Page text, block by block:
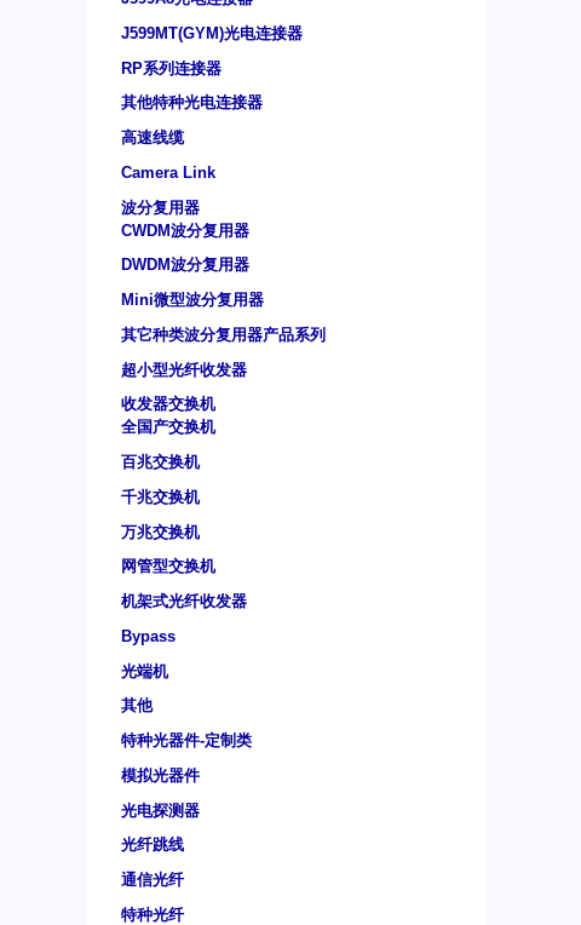
J599MT(GYM)光电连接器
RP系列连接器
其他特种光电连接器
高速线缆
Camera Link
波分复用器
CWDM波分复用器
DWDM波分复用器
Mini微型波分复用器
其它种类波分复用器产品系列
超小型光纤收发器
收发器交换机
全国产交换机
百兆交换机
千兆交换机
万兆交换机
网管型交换机
机架式光纤收发器
Bypass
光端机
其他
特种光器件-定制类
模拟光器件
光电探测器
光纤跳线
通信光纤
特种光纤